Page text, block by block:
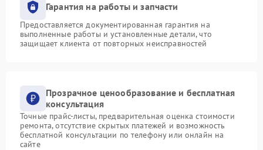
Гарантия на работы и запчасти
Предоставляется документированная гарантия на
выполненные работы и установленные детали, что
защищает клиента от повторных неисправностей
Прозрачное ценообразование и бесплатная
консультация
Точные прайс-листы, предварительная оценка стоимости
ремонта, отсутствие скрытых платежей и возможность
бесплатной консультации по телефону или онлайн на
сайте